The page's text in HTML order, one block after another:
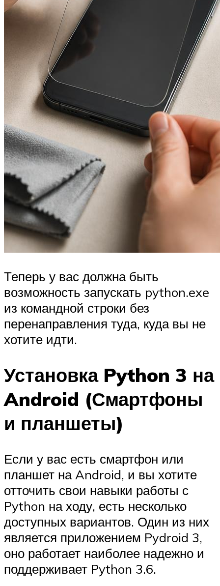
Теперь у вас должна быть
возможность запускать python.exe
из командной строки без
перенаправления туда, куда вы не
хотите идти.
Установка Python 3 на
Android (Смартфоны
и планшеты)
Если у вас есть смартфон или
планшет на Android, и вы хотите
отточить свои навыки работы с
Python на ходу, есть несколько
доступных вариантов. Один из них
является приложением Pydroid 3,
оно работает наиболее надежно и
поддерживает Python 3.6.